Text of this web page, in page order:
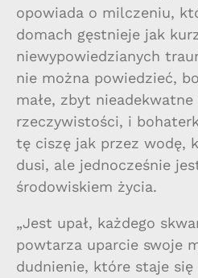
opowiada o milczeniu,
domach gęstnieje jak
niewypowiedzianych
nie można powiedzieć,
małe, zbyt nieadekwatne
rzeczywistości, i
tę ciszę jak przez wodę,
dusi, ale jednocześnie
środowiskiem życia.
„Jest upał, każdego
powtarza uparcie swoje
dudnienie, które staje się